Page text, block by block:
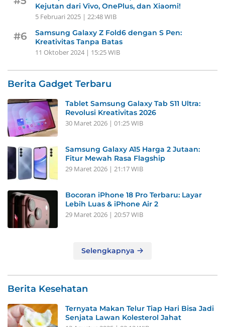
Kejutan dari Vivo, OnePlus, dan Xiaomi!
5 Februari 2025 | 22:48 WIB
#6
Samsung Galaxy Z Fold6 dengan S Pen:
Kreativitas Tanpa Batas
11 Oktober 2024 | 15:25 WIB
Berita Gadget Terbaru
Tablet Samsung Galaxy Tab S11 Ultra:
Revolusi Kreativitas 2026
30 Maret 2026 | 01:25 WIB
Samsung Galaxy A15 Harga 2 Jutaan:
Fitur Mewah Rasa Flagship
29 Maret 2026 | 21:17 WIB
Bocoran iPhone 18 Pro Terbaru: Layar
Lebih Luas & iPhone Air 2
29 Maret 2026 | 20:57 WIB
Selengkapnya
Berita Kesehatan
Ternyata Makan Telur Tiap Hari Bisa Jadi
Senjata Lawan Kolesterol Jahat